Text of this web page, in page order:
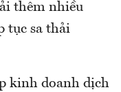
thêm nhiều
tục sa thải
kinh doanh dịch